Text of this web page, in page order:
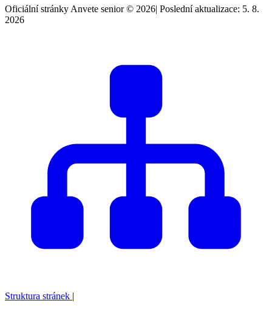
Oficiální stránky Anvete senior © 2026| Poslední aktualizace: 5. 8.
2026
Struktura stránek |